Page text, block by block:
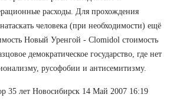
расходы. Для прохождения
человека (при необходимости) ещё
Новый Уренгой - Clomidol стоимость
демократическое государство, где нет
русофобии и антисемитизму.
35 лет Новосибирск 14 Май 2007 16:19